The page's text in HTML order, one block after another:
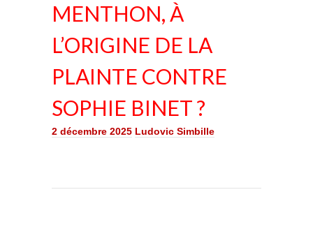
MENTHON, À
L’ORIGINE DE LA
PLAINTE CONTRE
SOPHIE BINET ?
2 décembre 2025 Ludovic Simbille